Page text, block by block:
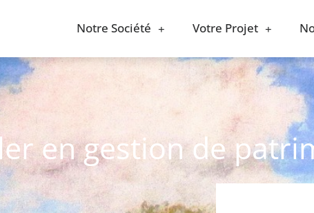
Notre Société Votre Projet
en gestion de